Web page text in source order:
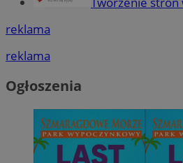
reklama
reklama
Ogłoszenia